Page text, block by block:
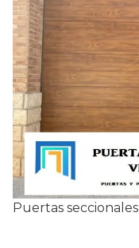
Puertas seccionales